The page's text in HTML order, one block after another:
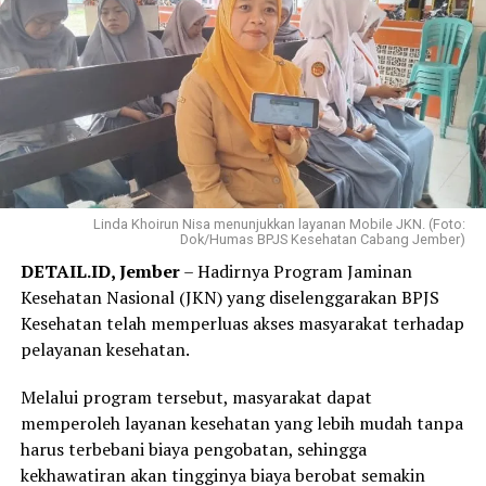
pembayaran terasa jauh lebih ringan,” ujar Elok, Jumat,
31 Juli 2026.
Elok mengaku hanya membutuhkan beberapa langkah
melalui WhatsApp PANDAWA untuk mendaftar
Program REHAB 3.0.
Menurutnya, proses yang sederhana dan tidak
mengharuskannya datang ke kantor BPJS Kesehatan
membuat layanan tersebut lebih praktis dan mudah
diakses.
“Saya langsung mendaftar Program REHAB 3.0 melalui
Aplikasi Mobile JKN dan prosesnya sangat mudah. Saya
skema cicilan yang fleksibel benar-benar menjadi solusi
karena saya bisa mencicil tunggakan sesuai kemampuan.
Saya juga bersyukur pemerintah tetap hadir
memberikan perlindungan kesehatan bagi masyarakat
Linda Khoirun Nisa menunjukkan layanan Mobile JKN. (Foto:
Dok/Humas BPJS Kesehatan Cabang Jember)
DETAIL.ID, Jember– Hadirnya Program Jaminan
Kesehatan Nasional (JKN) yang diselenggarakan BPJS
Kesehatan telah memperluas akses masyarakat terhadap
pelayanan kesehatan.
Melalui program tersebut, masyarakat dapat
memperoleh layanan kesehatan yang lebih mudah tanpa
harus terbebani biaya pengobatan, sehingga
kekhawatiran akan tingginya biaya berobat semakin